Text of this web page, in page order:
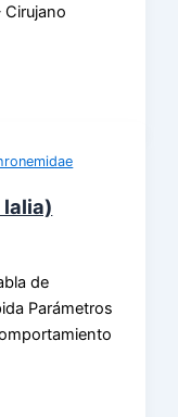
lalia)
de
Parámetros